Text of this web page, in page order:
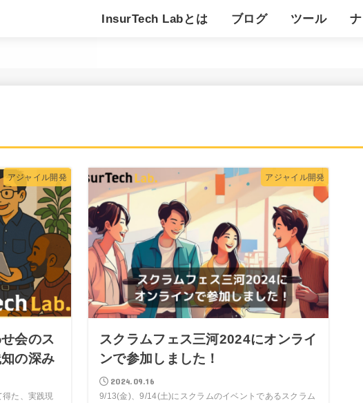
InsurTech Labとは ブログ ツール
アジャイル開発
会のス
の深み
た、実践現
アジャイル開発
スクラムフェス三河2024にオンライ
ンで参加しました！
2024.09.16
9/13(金)、9/14(土)にスクラムのイベントであるスクラム